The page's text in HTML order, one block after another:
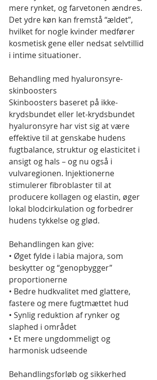
mere rynket, og farvetonen ændres.
Det ydre køn kan fremstå “ældet”,
hvilket for nogle kvinder medfører
kosmetisk gene eller nedsat selvtillid
i intime situationer.
Behandling med hyaluronsyre-
skinboosters
Skinboosters baseret på ikke-
krydsbundet eller let-krydsbundet
hyaluronsyre har vist sig at være
effektive til at genskabe hudens
fugtbalance, struktur og elasticitet i
ansigt og hals – og nu også i
vulvaregionen. Injektionerne
stimulerer fibroblaster til at
producere kollagen og elastin, øger
lokal blodcirkulation og forbedrer
hudens tykkelse og glød.
Behandlingen kan give:
• Øget fylde i labia majora, som
beskytter og “genopbygger”
proportionerne
• Bedre hudkvalitet med glattere,
fastere og mere fugtmættet hud
• Synlig reduktion af rynker og
slaphed i området
• Et mere ungdommeligt og
harmonisk udseende
Behandlingsforløb og sikkerhed